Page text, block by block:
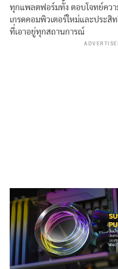
ทุกแพลตฟอร์มทั้ง ตอบโจทย์ควา
เกรดคอมพิวเตอร์ใหม่และประสิ
ที่เอาอยู่ทุกสถานการณ์